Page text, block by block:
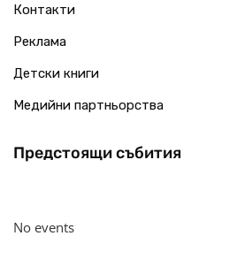
Контакти
Реклама
Детски книги
Медийни партньорства
Предстоящи събития
No events